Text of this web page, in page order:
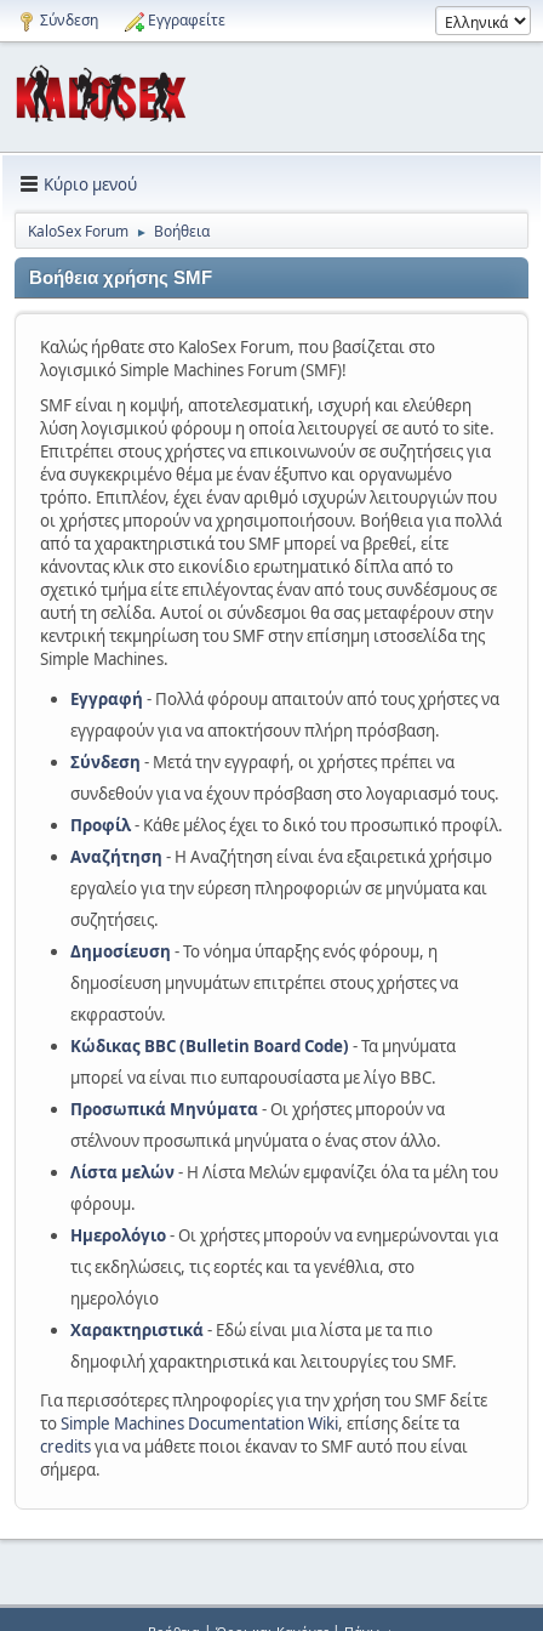
Σύνδεση Εγγραφείτε
Κύριο μενού
KaloSex Forum ► Βοήθεια
Βοήθεια χρήσης SMF
Καλώς ήρθατε στο KaloSex Forum, που βασίζεται στο
λογισμικό Simple Machines Forum (SMF)!
SMF είναι η κομψή, αποτελεσματική, ισχυρή και ελεύθερη
λύση λογισμικού φόρουμ η οποία λειτουργεί σε αυτό το site.
Επιτρέπει στους χρήστες να επικοινωνούν σε συζητήσεις για
ένα συγκεκριμένο θέμα με έναν έξυπνο και οργανωμένο
τρόπο. Επιπλέον, έχει έναν αριθμό ισχυρών λειτουργιών που
οι χρήστες μπορούν να χρησιμοποιήσουν. Βοήθεια για πολλά
από τα χαρακτηριστικά του SMF μπορεί να βρεθεί, είτε
κάνοντας κλικ στο εικονίδιο ερωτηματικό δίπλα από το
σχετικό τμήμα είτε επιλέγοντας έναν από τους συνδέσμους σε
αυτή τη σελίδα. Αυτοί οι σύνδεσμοι θα σας μεταφέρουν στην
κεντρική τεκμηρίωση του SMF στην επίσημη ιστοσελίδα της
Simple Machines.
Εγγραφή - Πολλά φόρουμ απαιτούν από τους χρήστες να
εγγραφούν για να αποκτήσουν πλήρη πρόσβαση.
Σύνδεση - Μετά την εγγραφή, οι χρήστες πρέπει να
συνδεθούν για να έχουν πρόσβαση στο λογαριασμό τους.
Προφίλ- Κάθε μέλος έχει το δικό του προσωπικό προφίλ.
Αναζήτηση - Η Αναζήτηση είναι ένα εξαιρετικά χρήσιμο
εργαλείο για την εύρεση πληροφοριών σε μηνύματα και
συζητήσεις.
Δημοσίευση - Το νόημα ύπαρξης ενός φόρουμ, η
δημοσίευση μηνυμάτων επιτρέπει στους χρήστες να
εκφραστούν.
Κώδικας BBC (Bulletin Board Code) - Τα μηνύματα
μπορεί να είναι πιο ευπαρουσίαστα με λίγο BBC.
Προσωπικά Μηνύματα- Οι χρήστες μπορούν να
στέλνουν προσωπικά μηνύματα ο ένας στον άλλο.
Λίστα μελών- Η Λίστα Μελών εμφανίζει όλα τα μέλη του
φόρουμ.
Ημερολόγιο- Οι χρήστες μπορούν να ενημερώνονται για
τις εκδηλώσεις, τις εορτές και τα γενέθλια, στο
ημερολόγιο
Χαρακτηριστικά- Εδώ είναι μια λίστα με τα πιο
δημοφιλή χαρακτηριστικά και λειτουργίες του SMF.
Για περισσότερες πληροφορίες για την χρήση του SMF δείτε
τοSimple Machines Documentation Wiki, επίσης δείτε τα
creditsγια να μάθετε ποιοι έκαναν το SMF αυτό που είναι
σήμερα.